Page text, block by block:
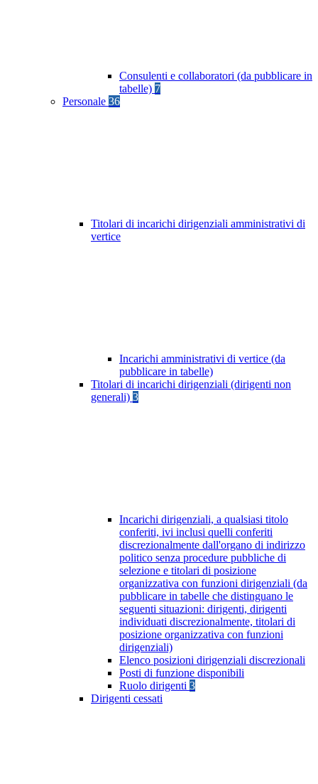
Consulenti e collaboratori (da pubblicare in
tabelle) 7
Personale 36
Titolari di incarichi dirigenziali amministrativi di
vertice
Incarichi amministrativi di vertice (da
pubblicare in tabelle)
Titolari di incarichi dirigenziali (dirigenti non
generali) 3
Incarichi dirigenziali, a qualsiasi titolo
conferiti, ivi inclusi quelli conferiti
discrezionalmente dall'organo di indirizzo
politico senza procedure pubbliche di
selezione e titolari di posizione
organizzativa con funzioni dirigenziali (da
pubblicare in tabelle che distinguano le
seguenti situazioni: dirigenti, dirigenti
individuati discrezionalmente, titolari di
posizione organizzativa con funzioni
dirigenziali)
Elenco posizioni dirigenziali discrezionali
Posti di funzione disponibili
Ruolo dirigenti 3
Dirigenti cessati